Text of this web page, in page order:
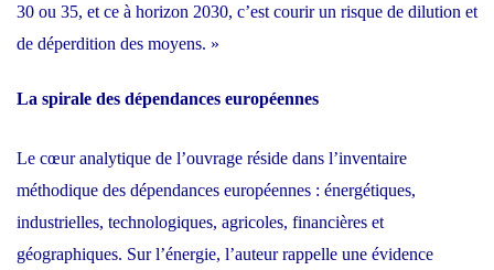
30 ou 35, et ce à horizon 2030, c’est courir un risque de dilution et
de déperdition des moyens. »
La spirale des dépendances européennes
Le cœur analytique de l’ouvrage réside dans l’inventaire
méthodique des dépendances européennes : énergétiques,
industrielles, technologiques, agricoles, financières et
géographiques. Sur l’énergie, l’auteur rappelle une évidence